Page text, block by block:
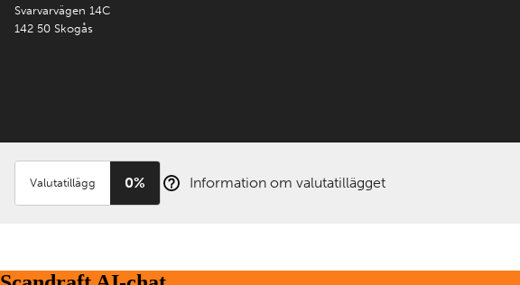
Svarvarvägen 14C
142 50 Skogås
Valutatillägg 0% Information om valutatillägget